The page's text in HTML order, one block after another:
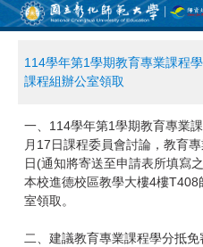
跳
到
114學年第1學期教育專業課程
課程組辦公室領取
一、114學年第1學期教育專業
月17日課程委員會討論，教育
日(通知將寄送至申請表所填寫
本校進德校區教學大樓4樓
室領取。
二、建議教育專業課程學分抵